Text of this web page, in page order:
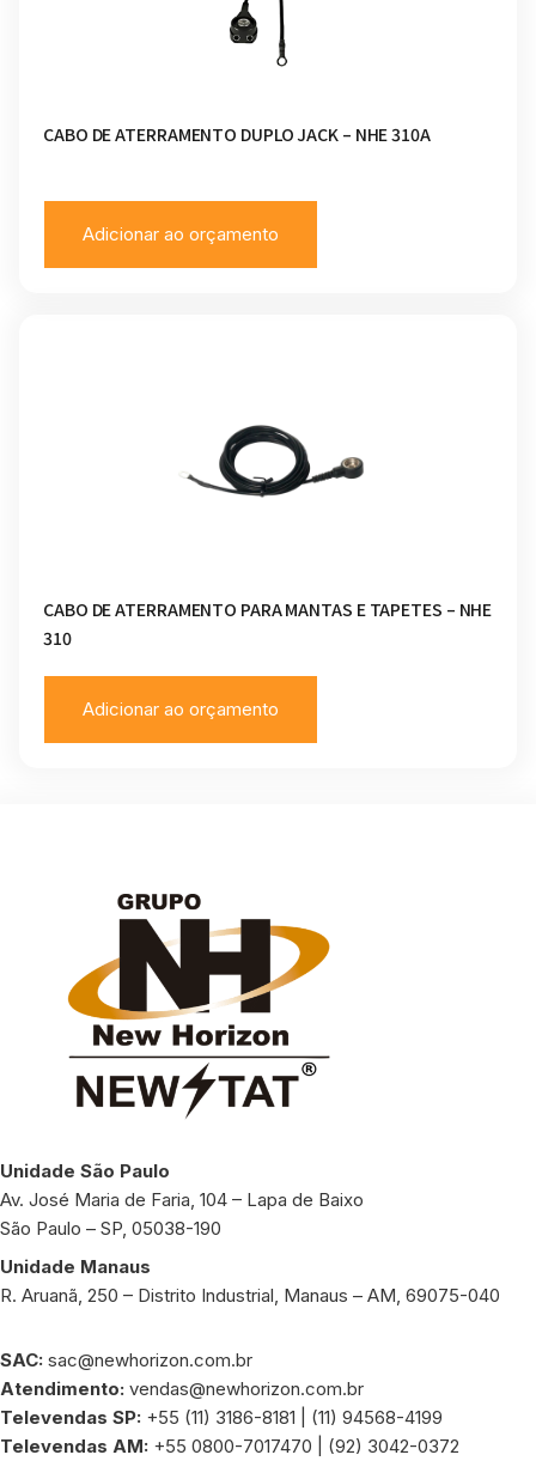
CABO DE ATERRAMENTO DUPLO JACK – NHE 310A
Adicionar ao orçamento
CABO DE ATERRAMENTO PARA MANTAS E TAPETES – NHE
310
Adicionar ao orçamento
Unidade São Paulo
Av. José Maria de Faria, 104 – Lapa de Baixo
São Paulo – SP, 05038-190
Unidade Manaus
R. Aruanã, 250 – Distrito Industrial, Manaus – AM, 69075-040
SAC: sac@newhorizon.com.br
Atendimento: vendas@newhorizon.com.br
Televendas SP: +55 (11) 3186-8181 | (11) 94568-4199
Televendas AM: +55 0800-7017470 | (92) 3042-0372